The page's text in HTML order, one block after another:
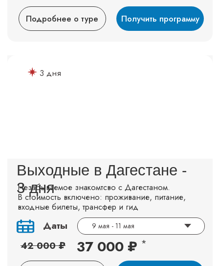
НА РЫНКЕ
путешественников
7 лет
ТУРОПЕРАТОРОВ
>3000
организованных туров
по России и в страны СНГ
>500